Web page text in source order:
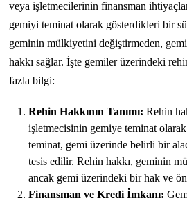
veya işletmecilerinin finansman
gemiyi teminat olarak gösterdikleri bir
geminin mülkiyetini değiştirmeden,
hakkı sağlar. İşte gemiler üzerindeki
fazla bilgi:
Rehin Hakkının Tanımı: Rehin
işletmecisinin gemiye teminat
teminat, gemi üzerinde belirli bir
tesis edilir. Rehin hakkı, geminin
ancak gemi üzerindeki bir hak ve
Finansman ve Kredi İmkanı: